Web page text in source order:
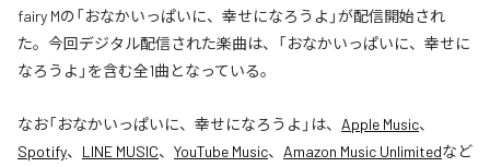
fairy Mの「おなかいっぱいに、幸せになろうよ」が配信開始され
た。今回デジタル配信された楽曲は、「おなかいっぱいに、幸せに
なろうよ」を含む全1曲となっている。
なお「おなかいっぱいに、幸せになろうよ 」は、 Apple Music、
Spotify、 LINE MUSIC、 YouTube Music、 Amazon Music Unlimitedなど